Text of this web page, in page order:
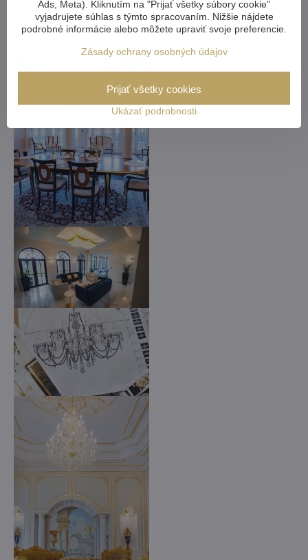
upraviť na mieru
Ads, Meta). Kliknutím na "Prijať všetky súbory cookie"
vyjadrujete súhlas s týmto spracovaním. Nižšie nájdete
podrobné informácie alebo môžete upraviť svoje preferencie.
Zásady ochrany osobných údajov
Ukázať podrobnosti
Prijať všetky cookies